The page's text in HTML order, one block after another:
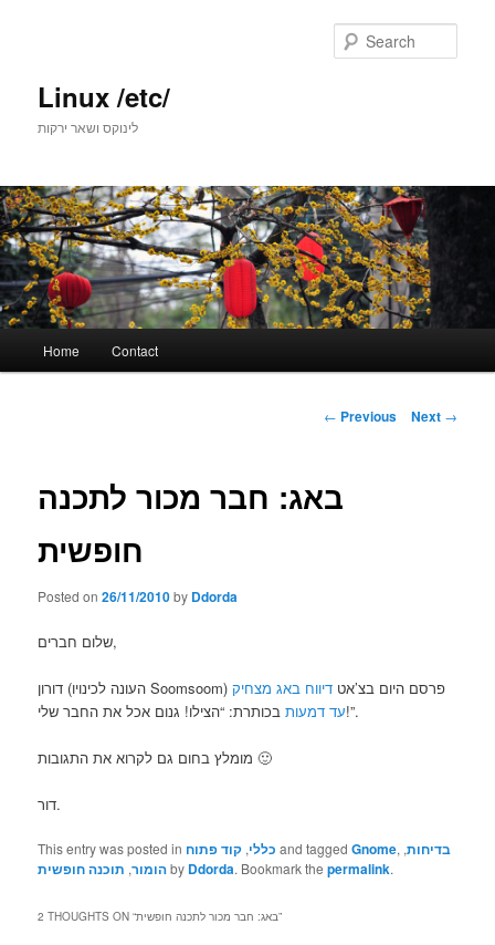
Linux /etc/
לינוקס ושאר ירקות
Home Contact
Post
← Previous Next →
באג: חבר מכור לתכנה
חופשית
Posted on26/11/2010by Ddorda
שלום חברים,
דורון (העונה לכינויו Soomsoom) פרסם היום בצ’אט דיווח באג מצחיק
עד דמעותבכותרת: “הצילו! גנום אכל את החבר שלי!”.
מומלץ בחום גם לקרוא את התגובות 🙂
דור.
This entry was posted in כללי, קוד פתוח and taggedGnome, בדיחות,
הומור, תוכנה חופשית by Ddorda. Bookmark thepermalink.
2 THOUGHTS ON “באג: חבר מכור לתכנה חופשית”